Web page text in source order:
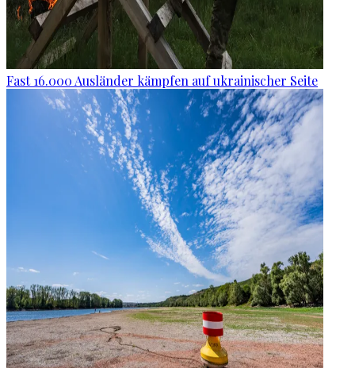
Fast 16.000 Ausländer kämpfen auf ukrainischer Seite